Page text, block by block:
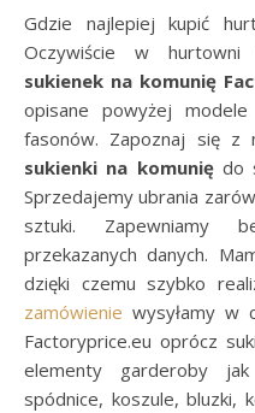
Gdzie najlepiej kupić
Oczywiście w hurtowni
sukienek na komunię
opisane powyżej
fasonów. Zapoznaj się z
sukienki na komuniędo
Sprzedajemy ubrania
sztuki. Zapewniamy
przekazanych danych.
dzięki czemu szybko
zamówienie wysyłamy w
Factoryprice.eu oprócz
elementy garderoby
spódnice, koszule, bluzki,